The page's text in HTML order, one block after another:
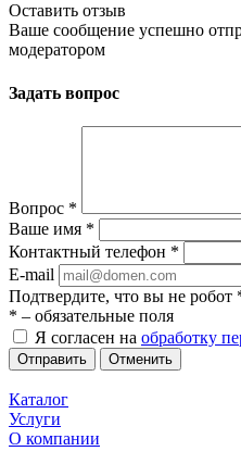
Оставить отзыв
Ваше сообщение успешно
модератором
Задать вопрос
Вопрос *
Ваше имя *
Контактный телефон *
E-mail
Подтвердите, что вы не робот
* – обязательные поля
Я согласен на обработку
Отменить
Каталог
Услуги
О компании